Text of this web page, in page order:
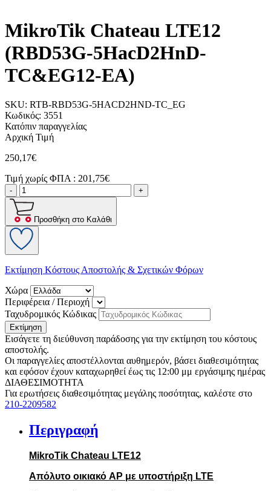
MikroTik Chateau LTE12
(RBD53G-5HacD2HnD-
TC&EG12-EA)
SKU: RTB-RBD53G-5HACD2HND-TC_EG
Κωδικός: 3551
Κατόπιν παραγγελίας
Αρχική Τιμή
250,17€
Τιμή χωρίς ΦΠΑ : 201,75€
- +
Προσθήκη στο Καλάθι
Εκτίμηση Κόστους Αποστολής & Σχετικών Φόρων
Χώρα
Περιφέρεια / Περιοχή
Ταχυδρομικός Κώδικας
Εκτίμηση
Εισάγετε τη διεύθυνση παράδοσης για την εκτίμηση του κόστους
αποστολής.
Οι παραγγελίες αποστέλλονται αυθημερόν, βάσει διαθεσιμότητας
και εφόσον έχουν καταχωρηθεί έως τις 12:00 μμ εργάσιμης ημέρας
ΔΙΑΘΕΣΙΜΟΤΗΤΑ
Για ερωτήσεις διαθεσιμότητας μεγάλης ποσότητας, καλέστε στο
210-2209582
Περιγραφή
MikroTik Chateau LTE12
Απόλυτο οικιακό AP με υποστήριξη LTE